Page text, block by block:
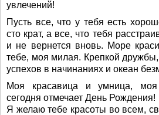
увлечений!
Пусть все, что у тебя есть
сто крат, а все, что тебя
и не вернется вновь. Море
тебе, моя милая. Крепкой
успехов в начинаниях и океан
Моя красавица и умница,
сегодня отмечает День Рождения!
Я желаю тебе красоты во всем,